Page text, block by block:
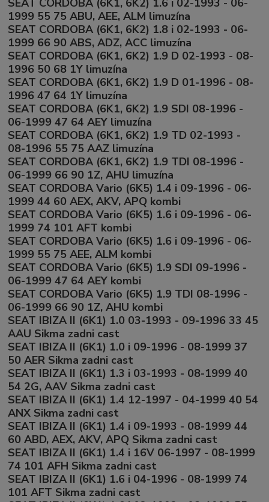
SEAT CORDOBA (6K1, 6K2) 1.6 i 02-1993 - 06-
1999 55 75 ABU, AEE, ALM limuzína
SEAT CORDOBA (6K1, 6K2) 1.8 i 02-1993 - 06-
1999 66 90 ABS, ADZ, ACC limuzína
SEAT CORDOBA (6K1, 6K2) 1.9 D 02-1993 - 08-
1996 50 68 1Y limuzína
SEAT CORDOBA (6K1, 6K2) 1.9 D 01-1996 - 08-
1996 47 64 1Y limuzína
SEAT CORDOBA (6K1, 6K2) 1.9 SDI 08-1996 -
06-1999 47 64 AEY limuzína
SEAT CORDOBA (6K1, 6K2) 1.9 TD 02-1993 -
08-1996 55 75 AAZ limuzína
SEAT CORDOBA (6K1, 6K2) 1.9 TDI 08-1996 -
06-1999 66 90 1Z, AHU limuzína
SEAT CORDOBA Vario (6K5) 1.4 i 09-1996 - 06-
1999 44 60 AEX, AKV, APQ kombi
SEAT CORDOBA Vario (6K5) 1.6 i 09-1996 - 06-
1999 74 101 AFT kombi
SEAT CORDOBA Vario (6K5) 1.6 i 09-1996 - 06-
1999 55 75 AEE, ALM kombi
SEAT CORDOBA Vario (6K5) 1.9 SDI 09-1996 -
06-1999 47 64 AEY kombi
SEAT CORDOBA Vario (6K5) 1.9 TDI 08-1996 -
06-1999 66 90 1Z, AHU kombi
SEAT IBIZA II (6K1) 1.0 03-1993 - 09-1996 33 45
AAU Sikma zadni cast
SEAT IBIZA II (6K1) 1.0 i 09-1996 - 08-1999 37
50 AER Sikma zadni cast
SEAT IBIZA II (6K1) 1.3 i 03-1993 - 08-1999 40
54 2G, AAV Sikma zadni cast
SEAT IBIZA II (6K1) 1.4 12-1997 - 04-1999 40 54
ANX Sikma zadni cast
SEAT IBIZA II (6K1) 1.4 i 09-1993 - 08-1999 44
60 ABD, AEX, AKV, APQ Sikma zadni cast
SEAT IBIZA II (6K1) 1.4 i 16V 06-1997 - 08-1999
74 101 AFH Sikma zadni cast
SEAT IBIZA II (6K1) 1.6 i 04-1996 - 08-1999 74
101 AFT Sikma zadni cast